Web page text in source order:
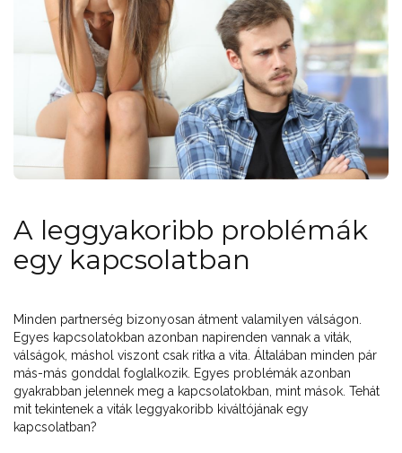
A leggyakoribb problémák
egy kapcsolatban
Minden partnerség bizonyosan átment valamilyen válságon.
Egyes kapcsolatokban azonban napirenden vannak a viták,
válságok, máshol viszont csak ritka a vita. Általában minden pár
más-más gonddal foglalkozik. Egyes problémák azonban
gyakrabban jelennek meg a kapcsolatokban, mint mások. Tehát
mit tekintenek a viták leggyakoribb kiváltójának egy
kapcsolatban?